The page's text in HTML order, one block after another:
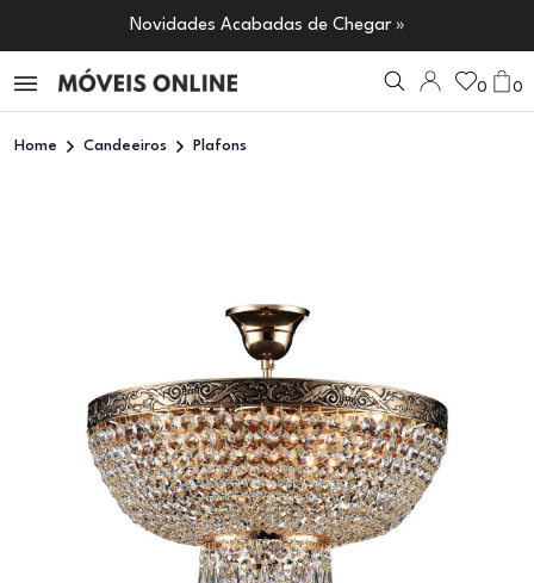
Novidades Acabadas de Chegar »
0 0
Home Candeeiros Plafons